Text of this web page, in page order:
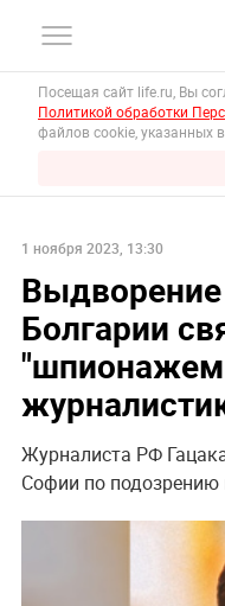
Посещая сайт life.ru, Вы
Политикой обработки
файлов cookie, указанных
1 ноября 2023, 13:30
Болгарии
Журналиста РФ
Софии по